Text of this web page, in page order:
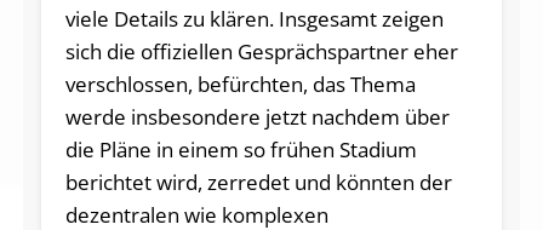
viele Details zu klären. Insgesamt zeigen
sich die offiziellen Gesprächspartner eher
verschlossen, befürchten, das Thema
werde insbesondere jetzt nachdem über
die Pläne in einem so frühen Stadium
berichtet wird, zerredet und könnten der
dezentralen wie komplexen